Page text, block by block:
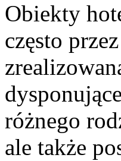
Obiekty
często
różnego
ale także